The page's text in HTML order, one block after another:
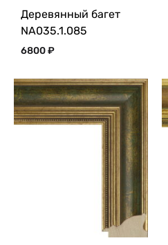
Деревянный багет
NA035.1.085
6800₽